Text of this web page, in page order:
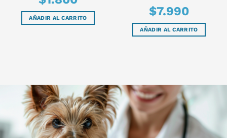
AÑADIR AL CARRITO $7.990
AÑADIR AL CARRITO